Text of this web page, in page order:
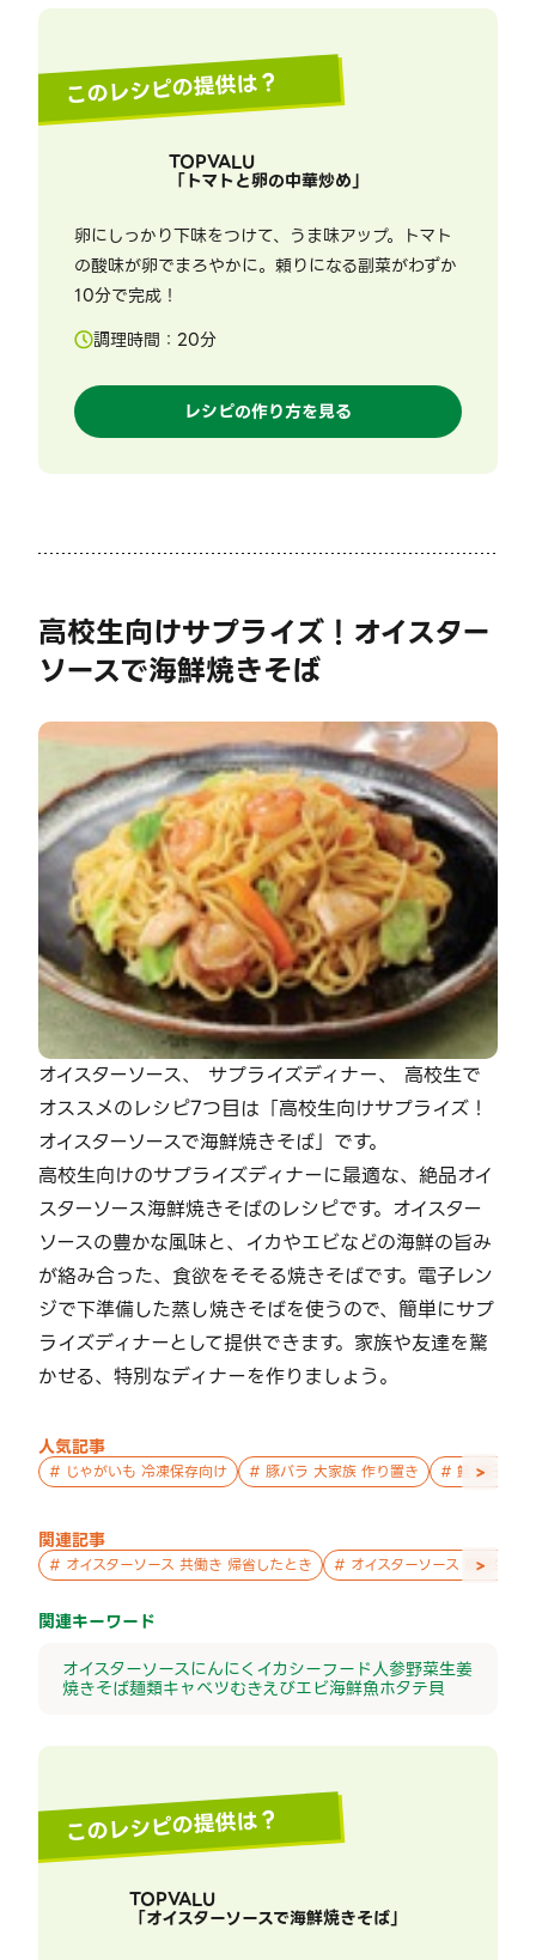
このレシピの提供は？
TOPVALU
「トマトと卵の中華炒め」
卵にしっかり下味をつけて、うま味アップ。トマト
の酸味が卵でまろやかに。頼りになる副菜がわずか
10分で完成！
調理時間： 20分
レシピの作り方を見る
高校生向けサプライズ！オイスター
ソースで海鮮焼きそば
オイスターソース、 サプライズディナー、 高校生で
オススメのレシピ7つ目は「高校生向けサプライズ！
オイスターソースで海鮮焼きそば」です。
高校生向けのサプライズディナーに最適な、絶品オイ
スターソース海鮮焼きそばのレシピです。オイスター
ソースの豊かな風味と、イカやエビなどの海鮮の旨み
が絡み合った、食欲をそそる焼きそばです。電子レン
ジで下準備した蒸し焼きそばを使うので、簡単にサプ
ライズディナーとして提供できます。家族や友達を驚
かせる、特別なディナーを作りましょう。
人気記事
# じゃがいも 冷凍保存向け # 豚バラ 大家族 作り置き # 鮭 親子 作
>
関連記事
# オイスターソース 共働き 帰省したとき # オイスターソース 高校生 暑
>
関連キーワード
オイスターソースにんにくイカシーフード人参野菜生姜
焼きそば麺類キャベツむきえびエビ海鮮魚ホタテ貝
このレシピの提供は？
TOPVALU
「オイスターソースで海鮮焼きそば」